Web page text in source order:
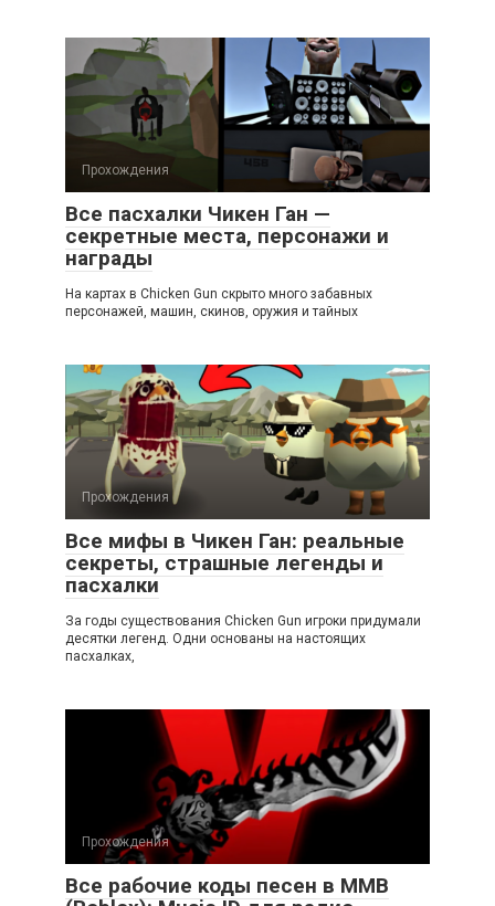
Прохождения
Все пасхалки Чикен Ган —
секретные места, персонажи и
награды
На картах в Chicken Gun скрыто много забавных
персонажей, машин, скинов, оружия и тайных
Прохождения
Все мифы в Чикен Ган: реальные
секреты, страшные легенды и
пасхалки
За годы существования Chicken Gun игроки придумали
десятки легенд. Одни основаны на настоящих
пасхалках,
Прохождения
Все рабочие коды песен в ММВ